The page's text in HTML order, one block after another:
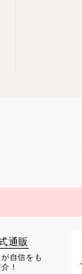
通販
自信をも
！